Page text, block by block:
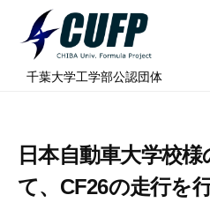
千
学
フ
ォ
⠀千葉大学工学部公認団体
日本自動車大学校
て、CF26の走行を
ミ
ラ
ェ
ク
ト